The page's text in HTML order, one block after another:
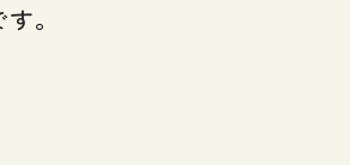
。